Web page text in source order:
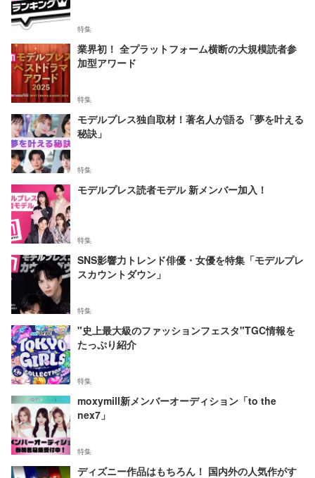
特集
業界初！ 全プラットフォーム横断の大規模読者参
加型アワード
特集
モデルプレス独自取材！著名人が語る「夢を叶える
秘訣」
特集
モデルプレス読者モデル 新メンバー加入！
特集
SNS影響力トレンド俳優・女優を特集「モデルプレ
スカウントダウン」
特集
"史上最大級のファッションフェスタ"TGC情報を
たっぷり紹介
特集
moxymill新メンバーオーディション「to the
nex7」
特集
ディズニー作品はもちろん！ 国内外の人気作がす